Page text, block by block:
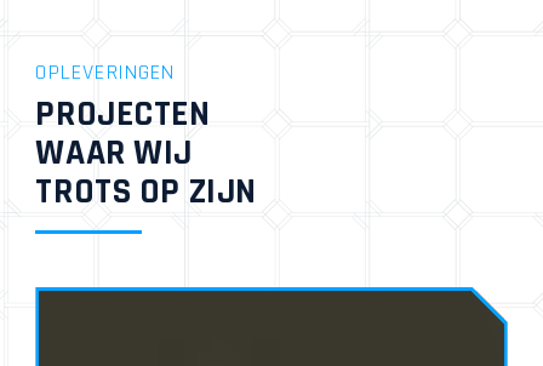
OPLEVERINGEN
PROJECTEN
WAAR WIJ
TROTS OP ZIJN